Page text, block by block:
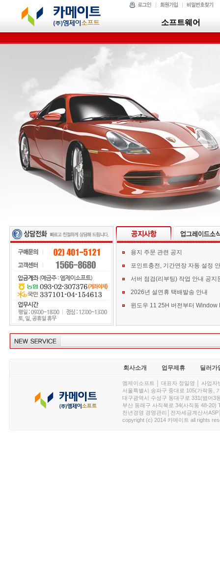
소프트웨어
용지 주문 관련 공지
포인트충전, 기간연장 자동 설정
서버 점검(리부팅) 작업 안내 공지
2026년 설연휴 택배발송 안내
회사소개 업무제휴 딜러가
엠제이소프트 │ 대표자 정일영 │ 사업
서울특별시 송파구 중대로 105(가락동,
대구광역시 수성구 동대구로 331(범어3
부산 동래구 사직북로 34(사직동 48-20)
천년경영 경영관리│전자세금계산서
copyright (c) 2014 카메이트 all rights